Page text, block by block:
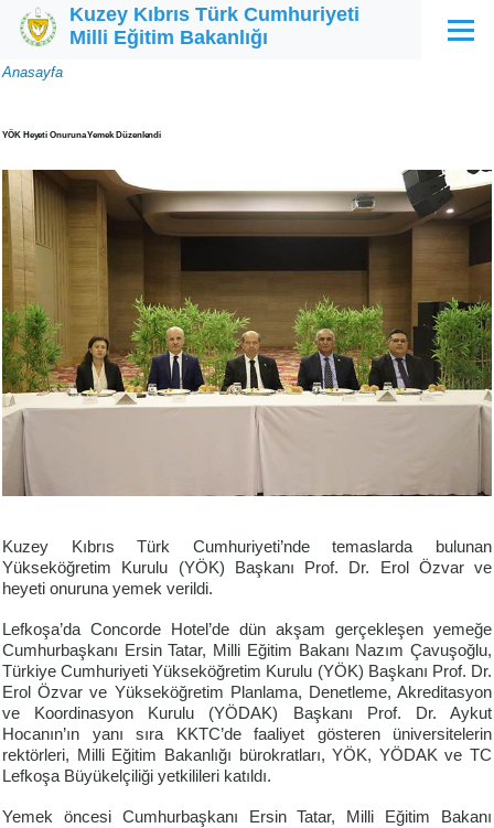
Ana içeriğe atla
Kuzey Kıbrıs Türk Cumhuriyeti
Milli Eğitim Bakanlığı
Menü
Sayfa
Anasayfa
YÖK Heyeti Onuruna Yemek Düzenlendi
Kuzey Kıbrıs Türk Cumhuriyeti’nde temaslarda bulunan
Yükseköğretim Kurulu (YÖK) Başkanı Prof. Dr. Erol Özvar ve
heyeti onuruna yemek verildi.
Lefkoşa’da Concorde Hotel’de dün akşam gerçekleşen yemeğe
Cumhurbaşkanı Ersin Tatar, Milli Eğitim Bakanı Nazım Çavuşoğlu,
Türkiye Cumhuriyeti Yükseköğretim Kurulu (YÖK) Başkanı Prof. Dr.
Erol Özvar ve Yükseköğretim Planlama, Denetleme, Akreditasyon
ve Koordinasyon Kurulu (YÖDAK) Başkanı Prof. Dr. Aykut
Hocanın’ın yanı sıra KKTC’de faaliyet gösteren üniversitelerin
rektörleri, Milli Eğitim Bakanlığı bürokratları, YÖK, YÖDAK ve TC
Lefkoşa Büyükelçiliği yetkilileri katıldı.
Yemek öncesi Cumhurbaşkanı Ersin Tatar, Milli Eğitim Bakanı